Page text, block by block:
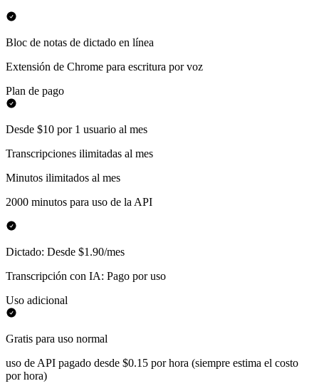
Bloc de notas de dictado en línea
Extensión de Chrome para escritura por voz
Plan de pago
Desde $10 por 1 usuario al mes
Transcripciones ilimitadas al mes
Minutos ilimitados al mes
2000 minutos para uso de la API
Dictado: Desde $1.90/mes
Transcripción con IA: Pago por uso
Uso adicional
Gratis para uso normal
uso de API pagado desde $0.15 por hora (siempre estima el costo
por hora)